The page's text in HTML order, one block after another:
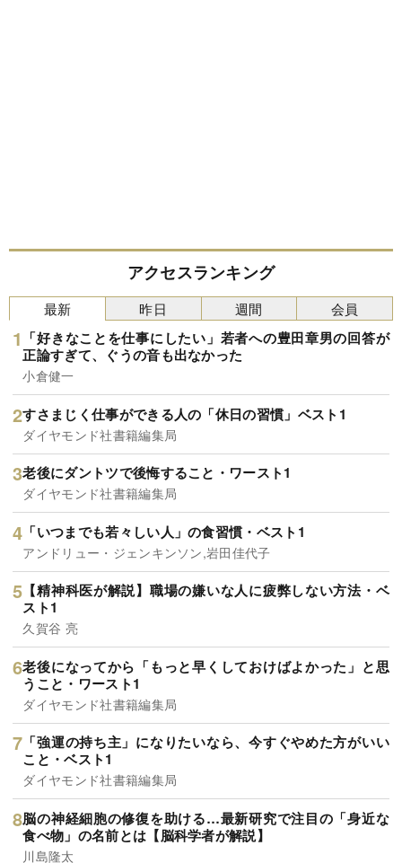
アクセスランキング
最新
「好きなことを仕事にしたい」若者への豊田章男の回答が
正論すぎて、ぐうの音も出なかった
小倉健一
すさまじく仕事ができる人の「休日の習慣」ベスト1
ダイヤモンド社書籍編集局
老後にダントツで後悔すること・ワースト1
ダイヤモンド社書籍編集局
「いつまでも若々しい人」の食習慣・ベスト1
アンドリュー・ジェンキンソン,岩田佳代子
【精神科医が解説】職場の嫌いな人に疲弊しない方法・ベ
スト1
久賀谷 亮
老後になってから「もっと早くしておけばよかった」と思
うこと・ワースト1
ダイヤモンド社書籍編集局
「強運の持ち主」になりたいなら、今すぐやめた方がいい
こと・ベスト1
ダイヤモンド社書籍編集局
脳の神経細胞の修復を助ける…最新研究で注目の「身近な
食べ物」の名前とは【脳科学者が解説】
川島隆太
昨日 週間 会員